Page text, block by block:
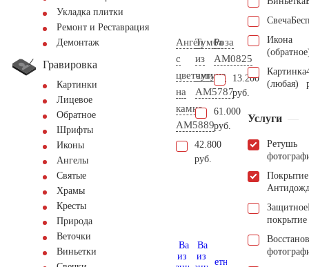
Укладка плитки
Ремонт и Реставрация
Демонтаж
Гравировка
Картинки
Лицевое
Обратное
Шрифты
Иконы
Ангелы
Святые
Храмы
Кресты
Природа
Веточки
Виньетки
Ангел
с
цветами
на
камне
AM5889
42.800
руб.
Тумба
из
чугуна
AM5787
61.000
руб.
Роза
AM0825
13.200
руб.
Свеча
Икона
Картинка
(любая)
Услуги
Ретушь
Покрытие
Защитное
покрытие